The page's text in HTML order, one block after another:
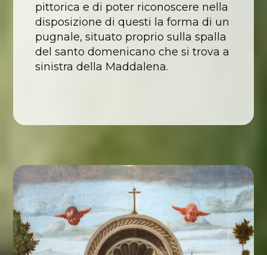
pittorica e di poter riconoscere nella
disposizione di questi la forma di un
pugnale, situato proprio sulla spalla
del santo domenicano che si trova a
sinistra della Maddalena.